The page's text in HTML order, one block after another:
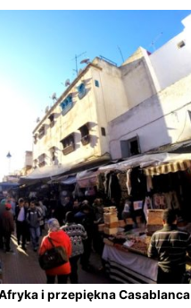
i przepiękna Casablanca